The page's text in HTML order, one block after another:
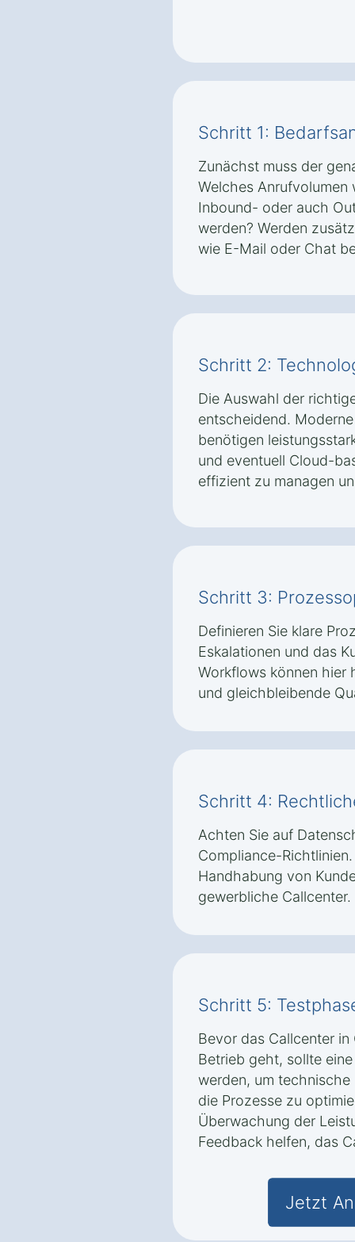
Schritt 1:
Zunächst muss der
Welches Anrufvolumen
Inbound- oder auch
werden? Werden
wie E-Mail oder Chat
Schritt 2:
Die Auswahl der
entscheidend.
benötigen
und eventuell Cloud-
effizient zu managen
Schritt 3:
Definieren Sie klare
Eskalationen und das
Workflows können hier
und gleichbleibende
Schritt 4:
Achten Sie auf
Compliance-
Handhabung von
gewerbliche Callcenter.
Schritt 5:
Bevor das Callcenter
Betrieb geht, sollte
werden, um
die Prozesse zu
Überwachung der
Feedback helfen, das
Jetzt